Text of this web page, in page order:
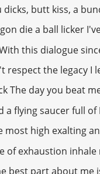
dicks, butt kiss, a
die a ball licker
this dialogue
respect the legacy I
The day you beat
a flying saucer full of
most high exalting
of exhaustion
best part about me